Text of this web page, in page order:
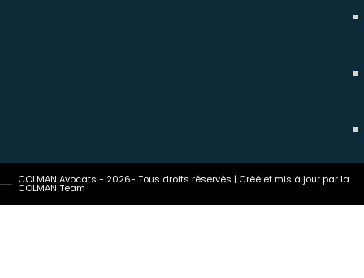
COLMAN Avocats - 2026- Tous droits réservés | Créé et mis à jour par la
COLMAN Team